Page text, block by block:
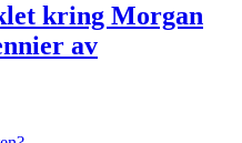
kring Morgan
av